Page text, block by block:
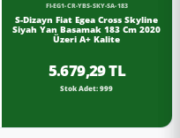
FI-EG1-CR-YBS-SKY-SA-183
S-Dizayn Fiat Egea Cross Skyline
Siyah Yan Basamak 183 Cm 2020
Üzeri A+ Kalite
5.679,29 TL
Stok Adet: 999